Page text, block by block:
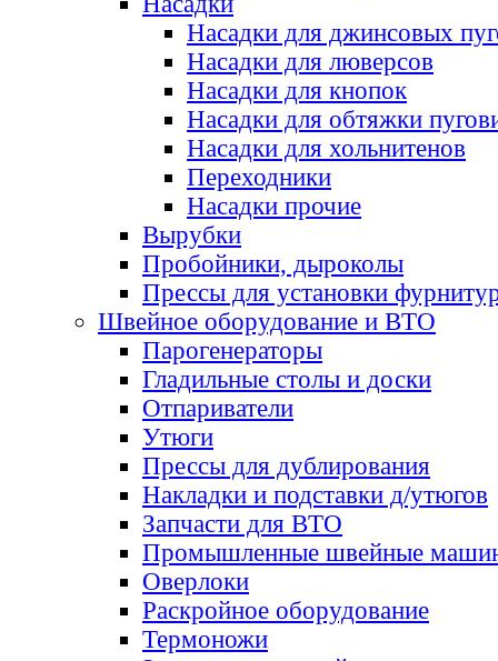
Насадки для джинсовых
Насадки для люверсов
Насадки для кнопок
Насадки для обтяжки
Насадки для хольнитенов
Переходники
Насадки прочие
Вырубки
Пробойники, дыроколы
Прессы для установки
Швейное оборудование и ВТО
Парогенераторы
Гладильные столы и доски
Отпариватели
Утюги
Прессы для дублирования
Накладки и подставки д/утюгов
Запчасти для ВТО
Промышленные швейные
Оверлоки
Раскройное оборудование
Термоножи